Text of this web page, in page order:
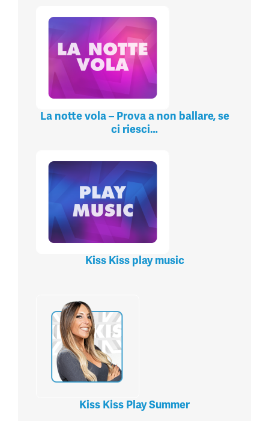
La notte vola – Prova a non ballare, se
ci riesci…
Kiss Kiss play music
Kiss Kiss Play Summer